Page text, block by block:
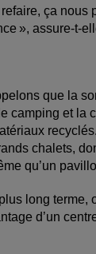
ça
», assure-t-
que la
camping et la
chalets,
qu’un
long terme,
d’un